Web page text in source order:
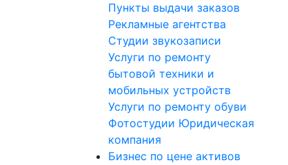
Пункты выдачи заказов
Рекламные агентства
Студии звукозаписи
Услуги по ремонту
бытовой техники и
мобильных устройств
Услуги по ремонту обуви
Фотостудии Юридическая
компания
Бизнес по цене активов